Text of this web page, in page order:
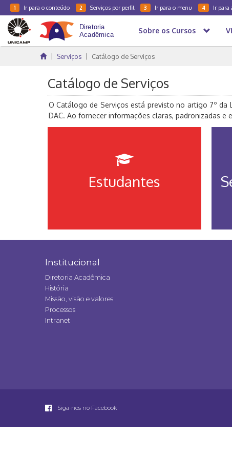
1 Ir para o conteúdo 2 Serviços por perfil 3 Ir para o menu 4 Ir para
Sobre os Cursos
Serviços Catálogo de Serviços
Catálogo de Serviços
O Catálogo de Serviços está previsto no artigo 7º da
DAC. Ao fornecer informações claras, padronizadas e
Estudantes
Institucional
Diretoria Acadêmica
História
Missão, visão e valores
Processos
Intranet
Siga-nos no Facebook